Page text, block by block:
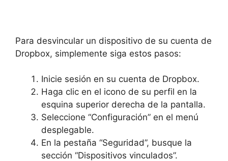
Para desvincular un dispositivo de su cuenta de
Dropbox, simplemente siga estos pasos:
Inicie sesión en su cuenta de Dropbox.
Haga clic en el icono de su perfil en la
esquina superior derecha de la pantalla.
Seleccione “Configuración” en el menú
desplegable.
En la pestaña “Seguridad”, busque la
sección “Dispositivos vinculados”.